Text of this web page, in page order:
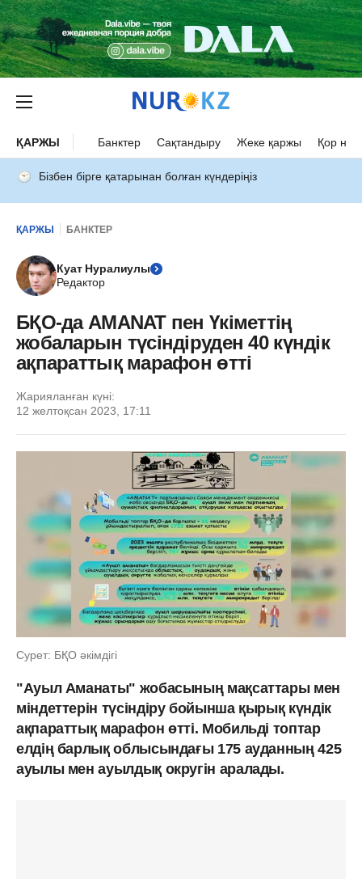
ҚАРЖЫ Банктер Сақтандыру Жеке қаржы Қор
Бізбен бірге қатарынан болған күндеріңіз
ҚАРЖЫ БАНКТЕР
Куат Нуралиулы
Редактор
БҚО-да AMANAT пен Үкіметтің
жобаларын түсіндіруден 40 күндік
ақпараттық марафон өтті
Жарияланған күні:
12 желтоқсан 2023, 17:11
Сурет: БҚО әкімдігі
"Ауыл Аманаты" жобасының мақсаттары мен
міндеттерін түсіндіру бойынша қырық күндік
ақпараттық марафон өтті. Мобильді топтар
елдің барлық облысындағы 175 ауданның 425
ауылы мен ауылдық округін аралады.